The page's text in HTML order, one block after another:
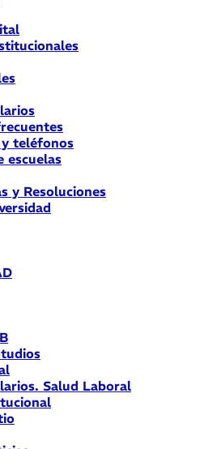
y teléfonos
escuelas
y Resoluciones
Salud Laboral